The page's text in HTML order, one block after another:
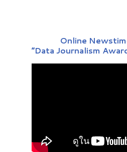
Online
“Data Journalism